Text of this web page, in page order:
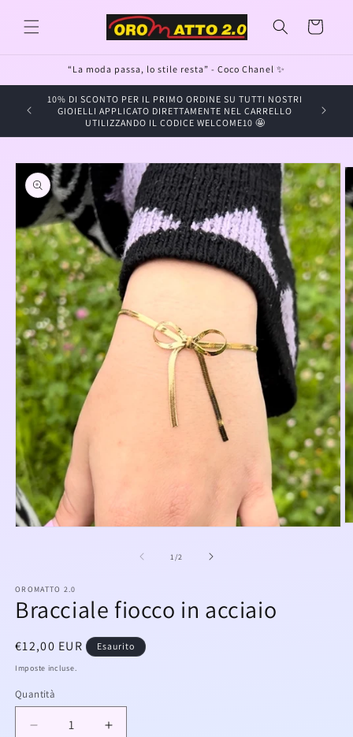
direttamente
ai contenuti
Carrello
“La moda passa, lo stile resta” - Coco Chanel ✨
10% DI SCONTO PER IL PRIMO ORDINE SU TUTTI NOSTRI
GIOIELLI APPLICATO DIRETTAMENTE NEL CARRELLO
UTILIZZANDO IL CODICE WELCOME10 🤩
Passa alle
informazioni
sul prodotto
finestra
modale
1/su2
OROMATTO 2.0
Bracciale fiocco in acciaio
Prezzo
di
€12,00 EUR Esaurito
Imposte incluse.
Quantità
Diminuisci
Aumenta